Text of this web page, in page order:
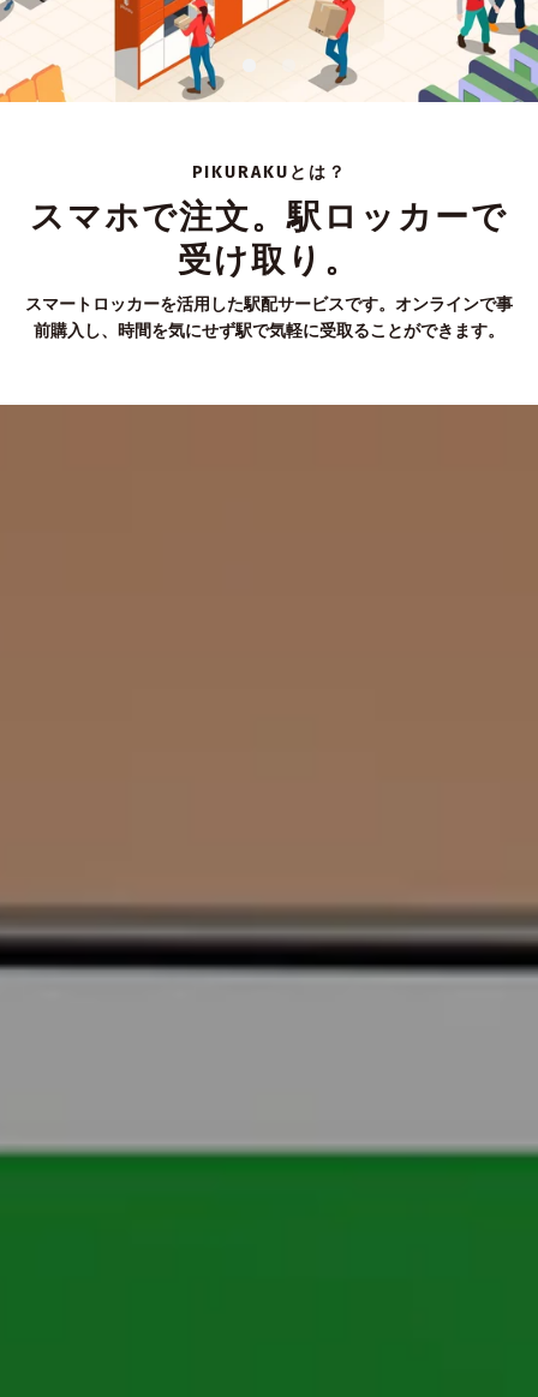
PIKURAKUとは？
スマホで注文。駅ロッカーで
受け取り。
スマートロッカーを活用した駅配サービスです。オンラインで事
前購入し、時間を気にせず駅で気軽に受取ることができます。